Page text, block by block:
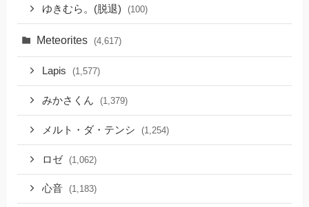
ゆきむら。(脱退) (100)
Meteorites (4,617)
Lapis (1,577)
みかさくん (1,379)
メルト・ダ・テンシ (1,254)
ロゼ (1,062)
心音 (1,183)